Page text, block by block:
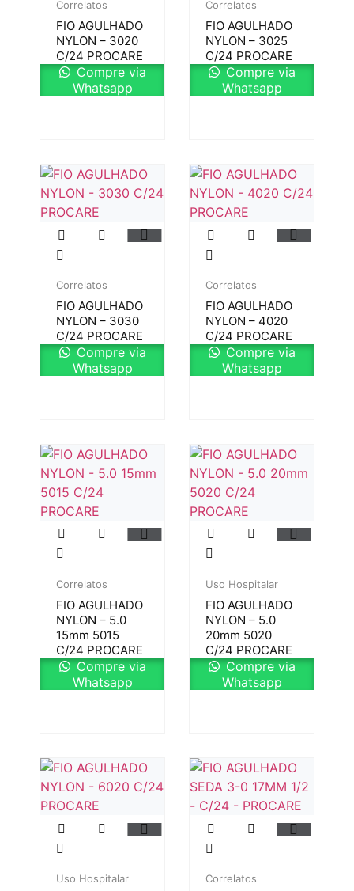
Correlatos
FIO AGULHADO
NYLON – 3020
C/24 PROCARE
Compre via
Whatsapp
Correlatos
FIO AGULHADO
NYLON – 3025
C/24 PROCARE
Compre via
Whatsapp
Correlatos
FIO AGULHADO
NYLON – 3030
C/24 PROCARE
Compre via
Whatsapp
Correlatos
FIO AGULHADO
NYLON – 4020
C/24 PROCARE
Compre via
Whatsapp
Correlatos
FIO AGULHADO
NYLON – 5.0
15mm 5015
C/24 PROCARE
Compre via
Whatsapp
Uso Hospitalar
FIO AGULHADO
NYLON – 5.0
20mm 5020
C/24 PROCARE
Compre via
Whatsapp
Uso Hospitalar Correlatos